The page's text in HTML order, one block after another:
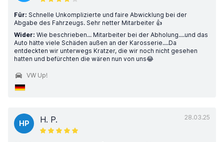
Für: Schnelle Unkomplizierte und faire Abwicklung bei der
Abgabe des Fahrzeugs. Sehr netter Mitarbeiter 👍
Wider: Wie beschrieben... Mitarbeiter bei der Abholung....und das
Auto hätte viele Schäden außen an der Karosserie....Da
entdeckten wir unterwegs Kratzer, die wir noch nicht gesehen
hatten und befürchten die wären nun von uns😂
VW Up!
28.03.25
HP H. P.